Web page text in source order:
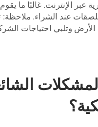
عبر الإنترنت. غالبًا ما
وتلبي احتياجات